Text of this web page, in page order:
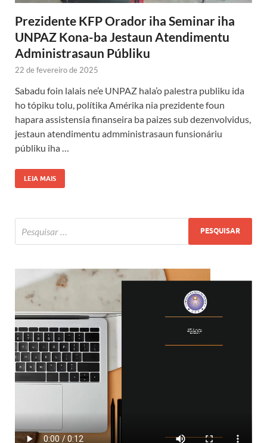
Prezidente KFP Orador iha Seminar iha
UNPAZ Kona-ba Jestaun Atendimentu
Administrasaun Públiku
22 de fevereiro de 2025
Sabadu foin lalais ne’e UNPAZ hala’o palestra publiku ida
ho tópiku tolu, polítika Amérika nia prezidente foun
hapara assistensia finanseira ba paizes sub dezenvolvidus,
jestaun atendimentu admministrasaun funsionáriu
públiku iha …
LEIA MAIS